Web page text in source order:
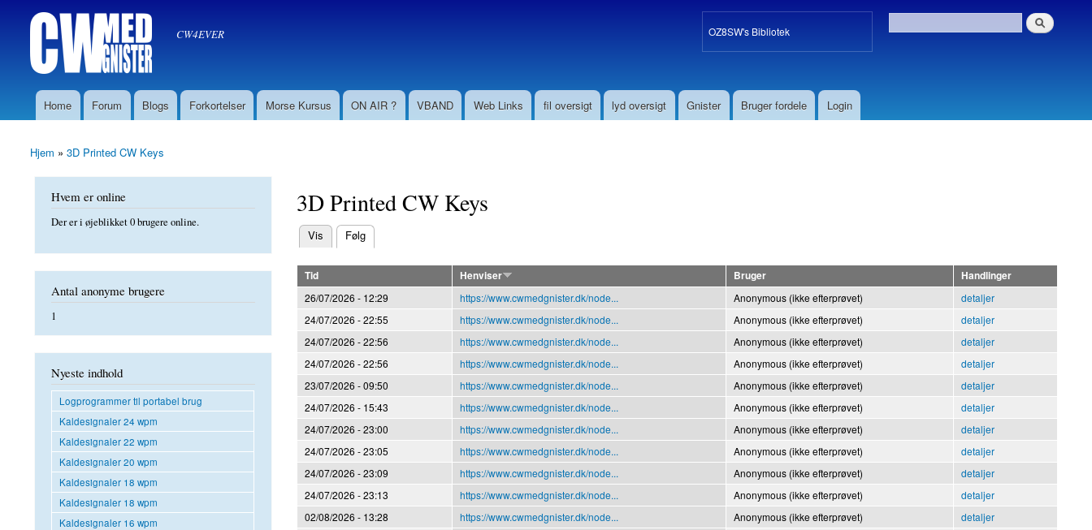
CW med Gnister CW4EVER
oz8sw OZ8SW's Bibliotek
Søgefelt
Søg
Hovedmenu
Home Forum Blogs Forkortelser Morse Kursus ON AIR ? VBAND Web Links fil oversigt lyd oversigt Gnister Bruger fordele Login
Du er her
Hjem » 3D Printed CW Keys
3D Printed CW Keys
Primære faneblade
Vis Følg
(aktiv fane)
Tid Henviser Bruger
Handlinger
26/07/2026 - 12:29
https://www.cwmedgnister.dk/node... Anonymous (ikke efterprøvet)
detaljer
24/07/2026 - 22:55
https://www.cwmedgnister.dk/node... Anonymous (ikke efterprøvet)
detaljer
24/07/2026 - 22:56
https://www.cwmedgnister.dk/node... Anonymous (ikke efterprøvet)
detaljer
24/07/2026 - 22:56
https://www.cwmedgnister.dk/node... Anonymous (ikke efterprøvet)
detaljer
23/07/2026 - 09:50
https://www.cwmedgnister.dk/node... Anonymous (ikke efterprøvet)
detaljer
24/07/2026 - 15:43
https://www.cwmedgnister.dk/node... Anonymous (ikke efterprøvet)
detaljer
24/07/2026 - 23:00
https://www.cwmedgnister.dk/node... Anonymous (ikke efterprøvet)
detaljer
24/07/2026 - 23:05
https://www.cwmedgnister.dk/node... Anonymous (ikke efterprøvet)
detaljer
24/07/2026 - 23:09
https://www.cwmedgnister.dk/node... Anonymous (ikke efterprøvet)
detaljer
24/07/2026 - 23:13
https://www.cwmedgnister.dk/node... Anonymous (ikke efterprøvet)
detaljer
02/08/2026 - 13:28
https://www.cwmedgnister.dk/node... Anonymous (ikke efterprøvet)
detaljer
Hvem er online
Der er i øjeblikket 0 brugere online.
Antal anonyme brugere
1
Nyeste indhold
Logprogrammer til portabel brug
Kaldesignaler 24 wpm
Kaldesignaler 22 wpm
Kaldesignaler 20 wpm
Kaldesignaler 18 wpm
Kaldesignaler 18 wpm
Kaldesignaler 16 wpm